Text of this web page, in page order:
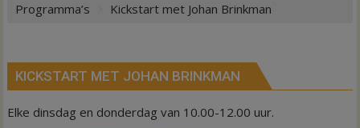
Programma’s
Kickstart met Johan Brinkman
KICKSTART MET JOHAN BRINKMAN
Elke dinsdag en donderdag van 10.00-12.00 uur.